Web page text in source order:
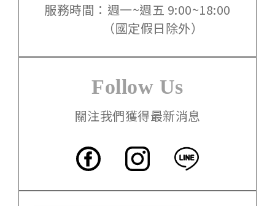
服務時間：週一~週五 9:00~18:00
（國定假日除外）
Follow Us
關注我們獲得最新消息